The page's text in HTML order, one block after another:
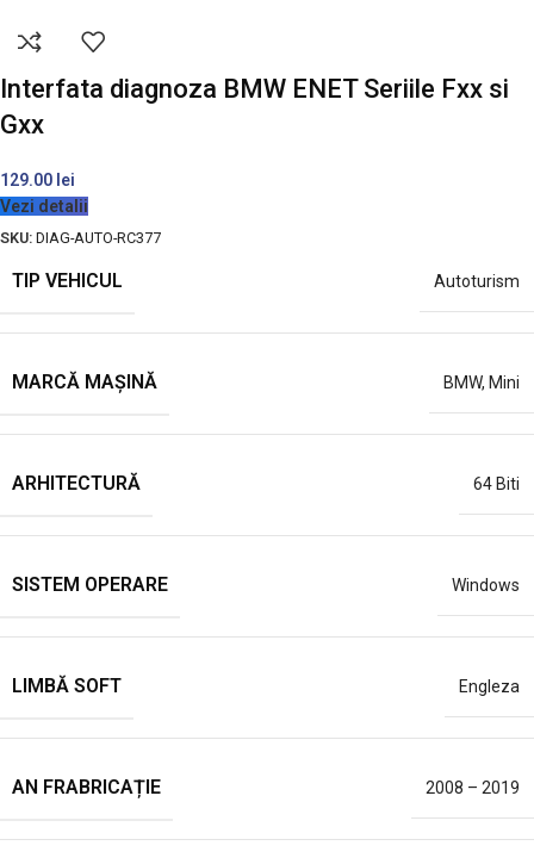
Interfata diagnoza BMW ENET Seriile Fxx si
Gxx
129.00 lei
Vezi detalii
SKU: DIAG-AUTO-RC377
TIP VEHICUL Autoturism
MARCĂ MAȘINĂ BMW, Mini
ARHITECTURĂ 64 Biti
SISTEM OPERARE Windows
LIMBĂ SOFT Engleza
AN FRABRICAȚIE 2008 – 2019